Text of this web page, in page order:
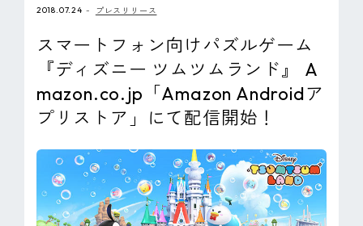
IR情報
採用情報
サステナビリティ
ピンマーク
2018.07.24 プレスリリース
スマートフォン向けパズルゲーム
『ディズニー ツムツムランド』 A
mazon.co.jp「Amazon Androidア
プリストア」にて配信開始！